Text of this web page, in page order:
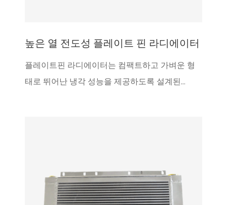
높은 열 전도성 플레이트 핀 라디에이터
플레이트핀 라디에이터는 컴팩트하고 가벼운 형
태로 뛰어난 냉각 성능을 제공하도록 설계된...